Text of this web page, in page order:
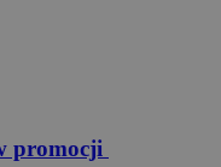
promocji